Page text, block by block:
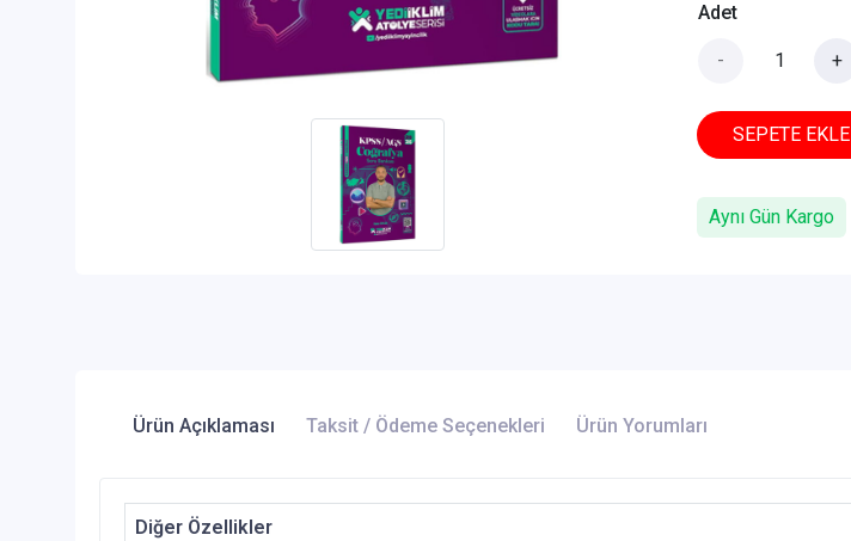
Adet
- +
SEPETE EKLE
Aynı Gün Kargo
Ürün Açıklaması Taksit / Ödeme Seçenekleri Ürün Yorumları
Diğer Özellikler